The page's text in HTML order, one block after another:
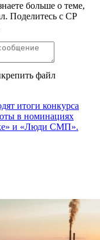
больше о теме,
Поделитесь с СР
файл
итоги конкурса
в номинациях
и «Люди СМП».